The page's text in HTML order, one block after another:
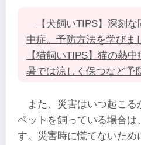
【犬飼いTIPS】深刻
中症。予防方法を学びま
【猫飼いTIPS】猫の熱
暑では涼しく保つなど予
また、災害はいつ起こる
ペットを飼っている場合は
す。災害時に慌てないた